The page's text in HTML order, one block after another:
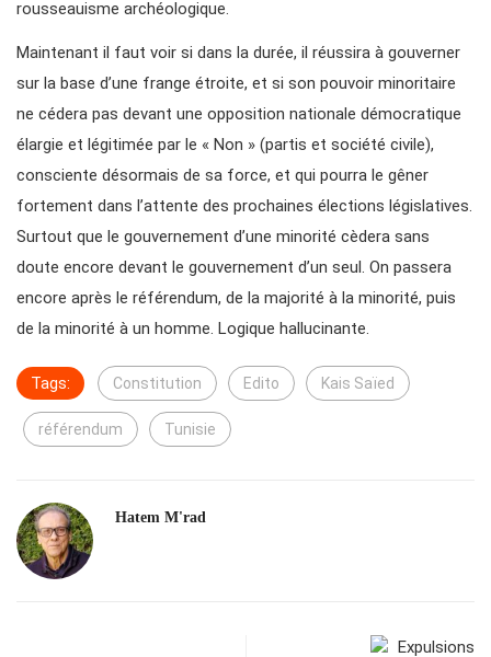
rousseauisme archéologique.
Maintenant il faut voir si dans la durée, il réussira à gouverner
sur la base d’une frange étroite, et si son pouvoir minoritaire
ne cédera pas devant une opposition nationale démocratique
élargie et légitimée par le « Non » (partis et société civile),
consciente désormais de sa force, et qui pourra le gêner
fortement dans l’attente des prochaines élections législatives.
Surtout que le gouvernement d’une minorité cèdera sans
doute encore devant le gouvernement d’un seul. On passera
encore après le référendum, de la majorité à la minorité, puis
de la minorité à un homme. Logique hallucinante.
Tags: Constitution Edito Kais Saïed
référendum Tunisie
Hatem M'rad